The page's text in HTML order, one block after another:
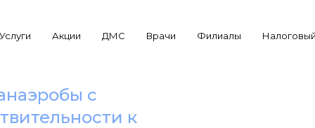
Услуги Акции ДМС Врачи Филиалы
с
к